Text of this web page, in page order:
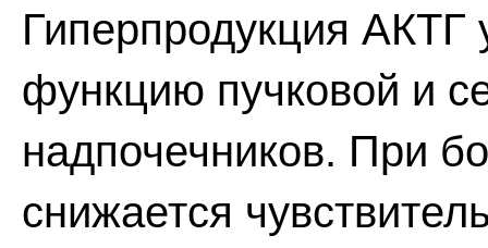
Гиперпродукция АКТГ
функцию пучковой и
надпочечников. При
снижается